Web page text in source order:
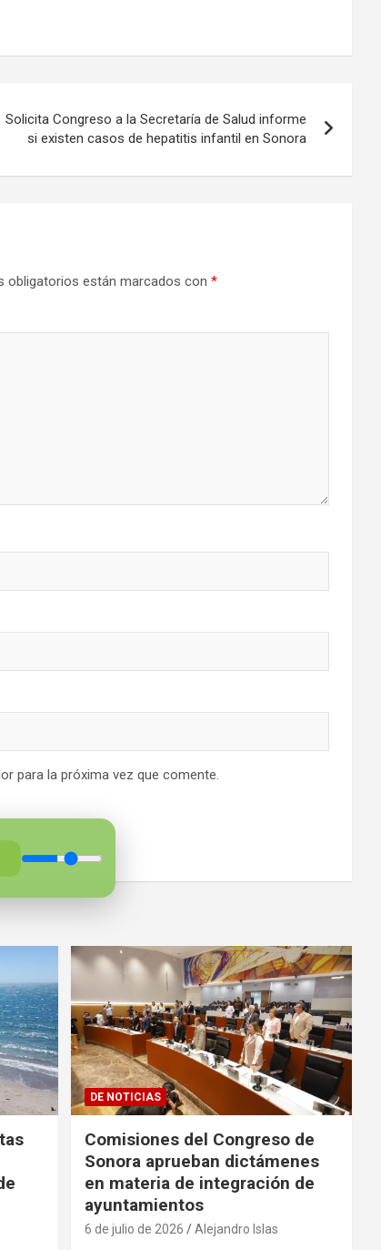
Solicita Congreso a la Secretaría de Salud informe
si existen casos de hepatitis infantil en Sonora
obligatorios están marcados con *
para la próxima vez que comente.
DE NOTICIAS
Comisiones del Congreso de
Sonora aprueban dictámenes
en materia de integración de
ayuntamientos
6 de julio de 2026 Alejandro Islas